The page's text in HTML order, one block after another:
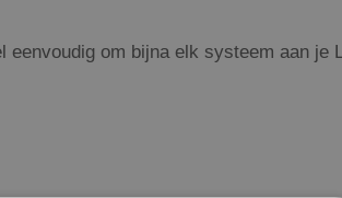
om bijna elk systeem aan je